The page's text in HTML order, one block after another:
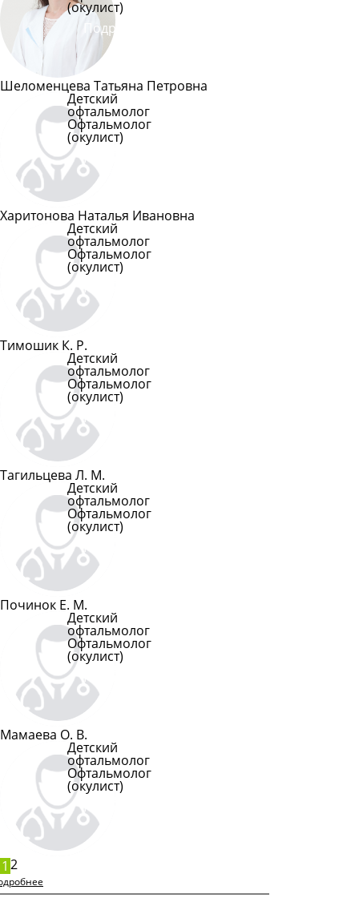
(окулист)
Подробнее
Шеломенцева Татьяна Петровна
Детский
офтальмолог
Офтальмолог
(окулист)
Подробнее
Харитонова Наталья Ивановна
Детский
офтальмолог
Офтальмолог
(окулист)
Подробнее
Тимошик К. Р.
Детский
офтальмолог
Офтальмолог
(окулист)
Подробнее
Тагильцева Л. М.
Детский
офтальмолог
Офтальмолог
(окулист)
Подробнее
Починок Е. М.
Детский
офтальмолог
Офтальмолог
(окулист)
Подробнее
Мамаева О. В.
Детский
офтальмолог
Офтальмолог
(окулист)
Подробнее
1 2